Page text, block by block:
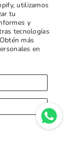
utilizamos
tu
y
tecnologías
más
en
en tu buzón
Moxie Digital